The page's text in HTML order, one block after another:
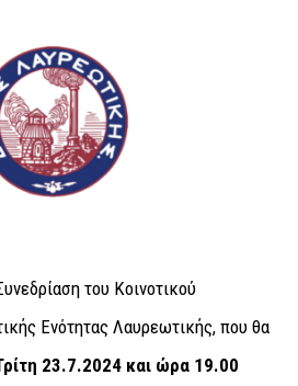
του Κοινοτικού
Ενότητας Λαυρεωτικής, που θα
23.7.2024 και ώρα 19.00